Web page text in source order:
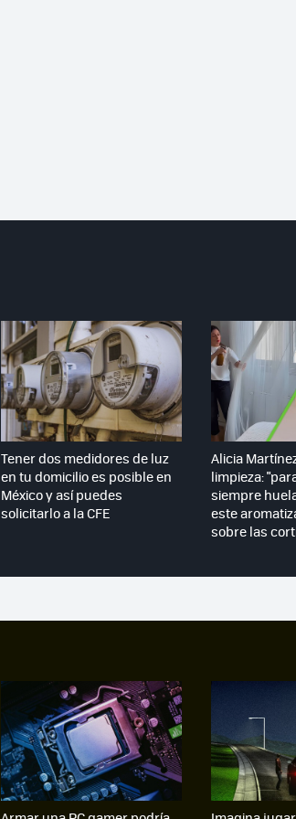
Tener dos medidores de luz
en tu domicilio es posible en
México y así puedes
solicitarlo a la CFE
Alicia
limpieza:
siempre
este
sobre las